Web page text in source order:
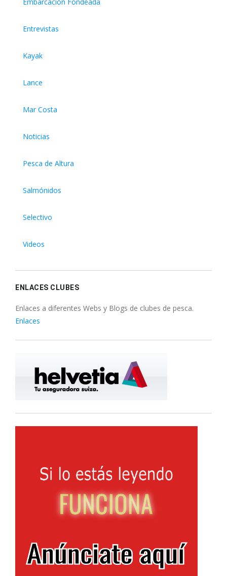
Entrevistas
Kayak
Lance
Mar Costa
Noticias
Pesca de Altura
Salmónidos
Selectivo
Videos
ENLACES CLUBES
Enlaces a diferentes Webs y Blogs de clubes de pesca.
Enlaces